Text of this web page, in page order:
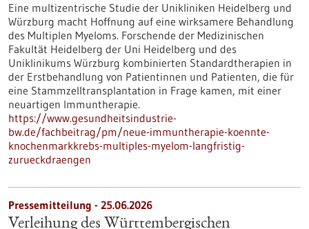
Eine multizentrische Studie der Unikliniken Heidelberg und
Würzburg macht Hoffnung auf eine wirksamere Behandlung
des Multiplen Myeloms. Forschende der Medizinischen
Fakultät Heidelberg der Uni Heidelberg und des
Uniklinikums Würzburg kombinierten Standardtherapien in
der Erstbehandlung von Patientinnen und Patienten, die für
eine Stammzelltransplantation in Frage kamen, mit einer
neuartigen Immuntherapie.
https://www.gesundheitsindustrie-
bw.de/fachbeitrag/pm/neue-immuntherapie-koennte-
knochenmarkkrebs-multiples-myelom-langfristig-
zurueckdraengen
Pressemitteilung - 25.06.2026
Verleihung des Württembergischen